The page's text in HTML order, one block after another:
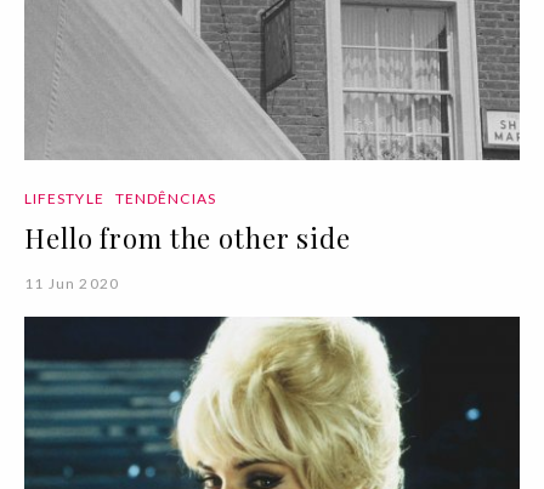
LIFESTYLE TENDÊNCIAS
Hello from the other side
11 Jun 2020